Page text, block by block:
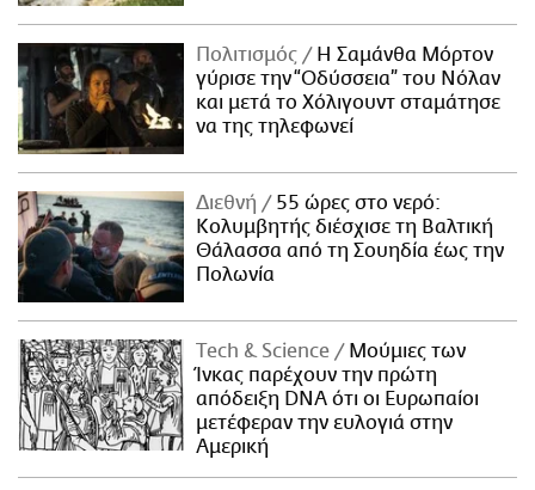
Πολιτισμός
Η Σαμάνθα Μόρτον
γύρισε την “Οδύσσεια” του Νόλαν
και μετά το Χόλιγουντ σταμάτησε
να της τηλεφωνεί
Διεθνή
55 ώρες στο νερό:
Κολυμβητής διέσχισε τη Βαλτική
Θάλασσα από τη Σουηδία έως την
Πολωνία
Τech & Science
Μούμιες των
Ίνκας παρέχουν την πρώτη
απόδειξη DNA ότι οι Ευρωπαίοι
μετέφεραν την ευλογιά στην
Αμερική